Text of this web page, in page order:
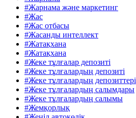
#Жарнама және маркетинг
#Жас
#Жас отбасы
#Жасанды интеллект
#Жатақхана
#Жатақхана
#Жеке тұлғалар депозиті
#Жеке тұлғалардың депозиті
#Жеке тұлғалардың депозиттері
#Жеке тұлғалардың салымдары
#Жеке тұлғалардың салымы
#Жемқорлық